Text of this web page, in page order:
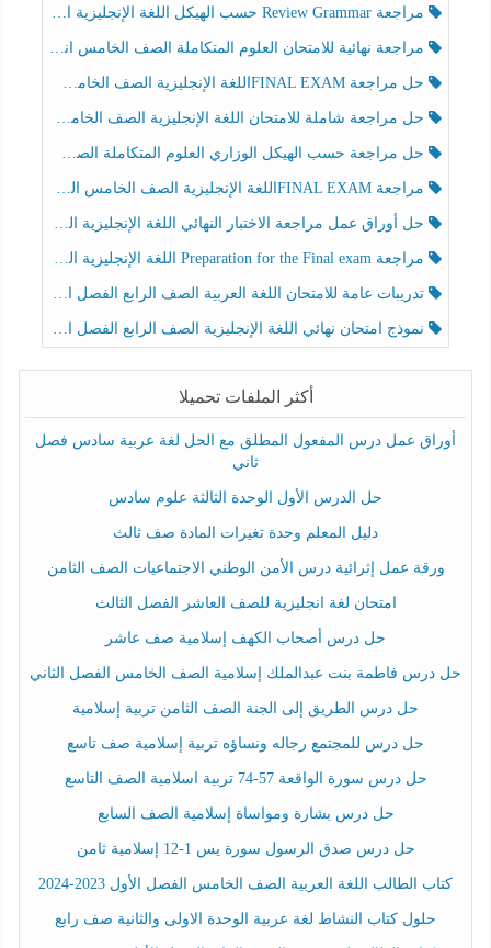
مراجعة Review Grammar حسب الهيكل اللغة الإنجليزية الصف الخامس الفصل الثالث
مراجعة نهائية للامتحان العلوم المتكاملة الصف الخامس انسبير الفصل الثالث
حل مراجعة FINAL EXAMاللغة الإنجليزية الصف الخامس الفصل الثالث
حل مراجعة شاملة للامتحان اللغة الإنجليزية الصف الخامس الفصل الثالث
حل مراجعة حسب الهيكل الوزاري العلوم المتكاملة الصف الخامس عام الفصل الثالث
مراجعة FINAL EXAMاللغة الإنجليزية الصف الخامس الفصل الثالث
حل أوراق عمل مراجعة الاختبار النهائي اللغة الإنجليزية الصف الرابع الفصل الثالث
مراجعة Preparation for the Final exam اللغة الإنجليزية الصف الرابع الفصل الثالث
تدريبات عامة للامتحان اللغة العربية الصف الرابع الفصل الثالث
نموذج امتحان نهائي اللغة الإنجليزية الصف الرابع الفصل الثالث
أكثر الملفات تحميلا
أوراق عمل درس المفعول المطلق مع الحل لغة عربية سادس فصل
ثاني
حل الدرس الأول الوحدة الثالثة علوم سادس
دليل المعلم وحدة تغيرات المادة صف ثالث
ورقة عمل إثرائية درس الأمن الوطني الاجتماعيات الصف الثامن
امتحان لغة انجليزية للصف العاشر الفصل الثالث
حل درس أصحاب الكهف إسلامية صف عاشر
حل درس فاطمة بنت عبدالملك إسلامية الصف الخامس الفصل الثاني
حل درس الطريق إلى الجنة الصف الثامن تربية إسلامية
حل درس للمجتمع رجاله ونساؤه تربية إسلامية صف تاسع
حل درس سورة الواقعة 57-74 تربية اسلامية الصف التاسع
حل درس بشارة ومواساة إسلامية الصف السابع
حل درس صدق الرسول سورة يس 1-12 إسلامية ثامن
كتاب الطالب اللغة العربية الصف الخامس الفصل الأول 2023-2024
حلول كتاب النشاط لغة عربية الوحدة الاولى والثانية صف رابع